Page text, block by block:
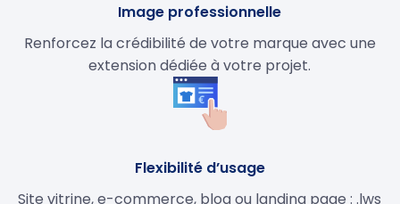
Image professionnelle
Renforcez la crédibilité de votre marque avec une
extension dédiée à votre projet.
Flexibilité d’usage
Site vitrine, e-commerce, blog ou landing page : .lws